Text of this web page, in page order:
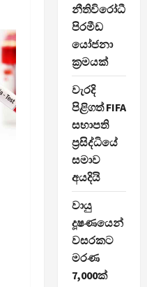
නීතිවිරෝධී
පිරමීඩ
යෝජනා
ක්‍රමයක්
වැරදි
පිළිගත් FIFA
සභාපති
ප්‍රසිද්ධියේ
සමාව
අයදියි
වායු
දූෂණයෙන්
වසරකට
මරණ
7,000ක්